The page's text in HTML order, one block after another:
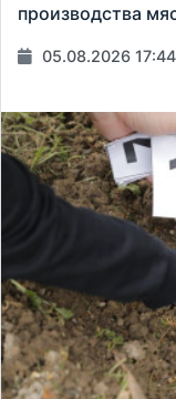
производства
05.08.2026 17:44